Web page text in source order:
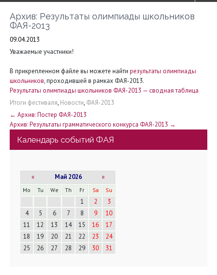
Архив: Результаты олимпиады школьников
ФАЯ-2013
09.04.2013
Уважаемые участники!
В прикрепленном файле вы можете найти результаты олимпиады
школьников, проходившей в рамках ФАЯ-2013.
Результаты олимпиады школьников ФАЯ-2013 — сводная таблица
Итоги фестиваля, Новости, ФАЯ-2013
Н
а
← Архив: Постер ФАЯ-2013
Архив: Результаты грамматического конкурса ФАЯ-2013 →
Календарь событий ФАЯ
« Май 2026 »
Mo Tu We Th Fr Sa Su
1 2
3
4
5 6 7 8 9
10
11
12 13 14 15 16
17
18
19 20 21 22 23
24
25
26 27 28 29 30 31